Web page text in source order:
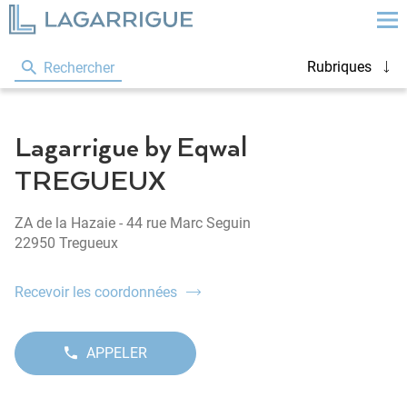
Rechercher Rubriques
Lagarrigue by Eqwal
TREGUEUX
ZA de la Hazaie - 44 rue Marc Seguin
22950 Tregueux
Recevoir les coordonnées
du
de
vente
Lagarrigue
APPELER
AFFICHER
LE